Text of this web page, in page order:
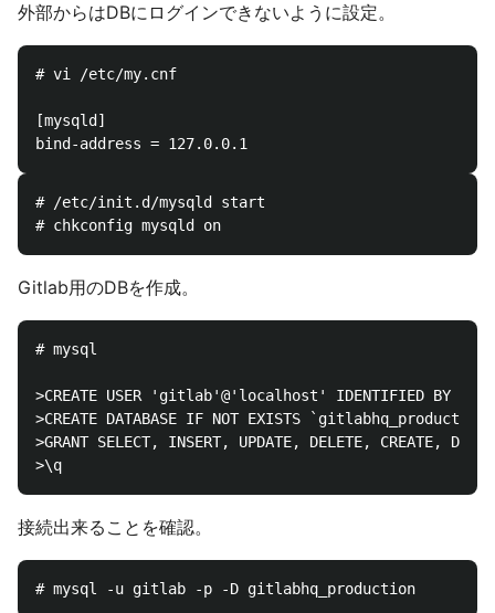
外部からはDBにログインできないように設定。
# vi /etc/my.cnf
[mysqld]
# /etc/init.d/mysqld start
Gitlab用のDBを作成。
# mysql
>CREATE USER 'gitlab'@'localhost' IDENTIFIED BY 'パ
>CREATE DATABASE IF NOT EXISTS
>GRANT SELECT, INSERT, UPDATE, DELETE,
接続出来ることを確認。